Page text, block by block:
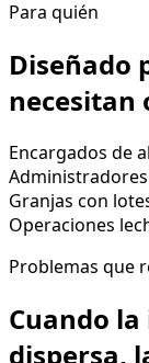
Para quién
Diseñado
necesitan
Encargados de
Granjas con
Operaciones
Problemas que
Cuando
dispersa,